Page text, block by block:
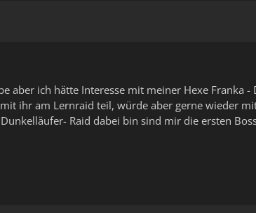
aber ich hätte Interesse mit meiner Hexe Franka
ihr am Lernraid teil, würde aber gerne wieder
Raid dabei bin sind mir die ersten